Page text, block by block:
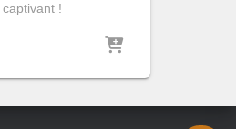
captivant !